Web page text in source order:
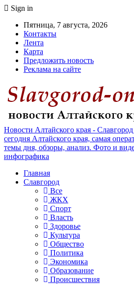
Sign in
Пятница, 7 августа, 2026
Контакты
Лента
Карта
Предложить новость
Реклама на сайте
Новости Алтайского края -
сегодня Алтайского края, самая
темы дня, обзоры, анализ. Фото и
инфографика
Главная
Славгород
Все
ЖКХ
Спорт
Власть
Здоровье
Культура
Общество
Политика
Экономика
Образование
Происшествия